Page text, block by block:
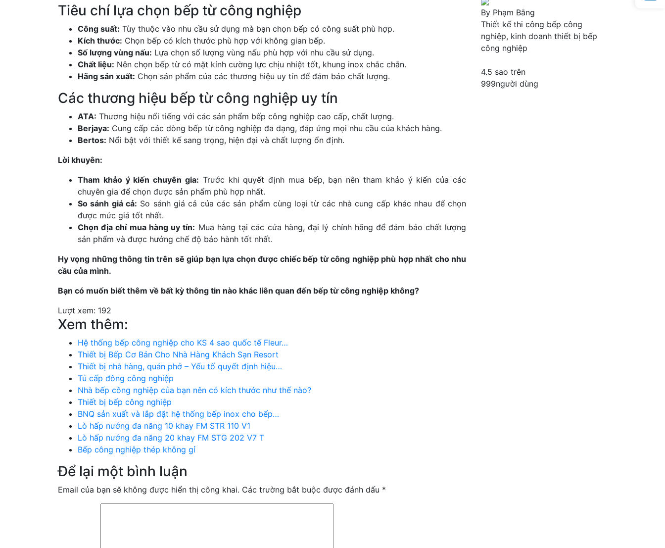
Tiêu chí lựa chọn bếp từ công nghiệp
Công suất: Tùy thuộc vào nhu cầu sử dụng mà bạn chọn bếp có công suất phù hợp.
Kích thước: Chọn bếp có kích thước phù hợp với không gian bếp.
Số lượng vùng nấu: Lựa chọn số lượng vùng nấu phù hợp với nhu cầu sử dụng.
Chất liệu: Nên chọn bếp từ có mặt kính cường lực chịu nhiệt tốt, khung inox chắc chắn.
Hãng sản xuất: Chọn sản phẩm của các thương hiệu uy tín để đảm bảo chất lượng.
Các thương hiệu bếp từ công nghiệp uy tín
ATA: Thương hiệu nổi tiếng với các sản phẩm bếp công nghiệp cao cấp, chất lượng.
Berjaya: Cung cấp các dòng bếp từ công nghiệp đa dạng, đáp ứng mọi nhu cầu của khách hàng.
Bertos: Nổi bật với thiết kế sang trọng, hiện đại và chất lượng ổn định.
Lời khuyên:
Tham khảo ý kiến chuyên gia: Trước khi quyết định mua bếp, bạn nên tham khảo ý kiến của các
chuyên gia để chọn được sản phẩm phù hợp nhất.
So sánh giá cả: So sánh giá cả của các sản phẩm cùng loại từ các nhà cung cấp khác nhau để chọn
được mức giá tốt nhất.
Chọn địa chỉ mua hàng uy tín: Mua hàng tại các cửa hàng, đại lý chính hãng để đảm bảo chất lượng
sản phẩm và được hưởng chế độ bảo hành tốt nhất.
Hy vọng những thông tin trên sẽ giúp bạn lựa chọn được chiếc bếp từ công nghiệp phù hợp nhất cho nhu
cầu của mình.
Bạn có muốn biết thêm về bất kỳ thông tin nào khác liên quan đến bếp từ công nghiệp không?
Lượt xem: 192
Xem thêm:
Hệ thống bếp công nghiệp cho KS 4 sao quốc tế Fleur…
Thiết bị Bếp Cơ Bản Cho Nhà Hàng Khách Sạn Resort
Thiết bị nhà hàng, quán phở – Yếu tố quyết định hiệu…
Tủ cấp đông công nghiệp
Nhà bếp công nghiệp của bạn nên có kích thước như thế nào?
Thiết bị bếp công nghiệp
BNQ sản xuất và lắp đặt hệ thống bếp inox cho bếp…
Lò hấp nướng đa năng 10 khay FM STR 110 V1
Lò hấp nướng đa năng 20 khay FM STG 202 V7 T
Bếp công nghiệp thép không gỉ
Để lại một bình luận
Email của bạn sẽ không được hiển thị công khai. Các trường bắt buộc được đánh dấu *
By Phạm Bằng
Thiết kế thi công bếp công
nghiệp, kinh doanh thiết bị bếp
công nghiệp
4.5 sao trên
999người dùng